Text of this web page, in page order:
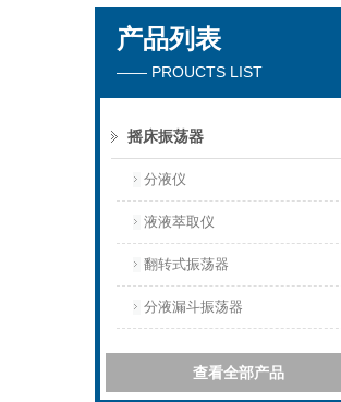
杭州川一实验仪器有限公司
产品列表
—— PROUCTS LIST
摇床振荡器
分液仪
液液萃取仪
翻转式振荡器
分液漏斗振荡器
查看全部产品